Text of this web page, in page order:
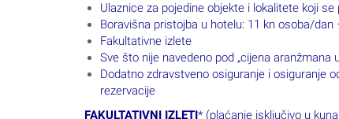
Ulaznice za pojedine objekte i lokalitete koji se
Boravišna pristojba u hotelu: 11 kn osoba/dan
Fakultativne izlete
Sve što nije navedeno pod „cijena aranžmana
Dodatno zdravstveno osiguranje i osiguranje
rezervacije
FAKULTATIVNI IZLETI* (plaćanje isključivo u